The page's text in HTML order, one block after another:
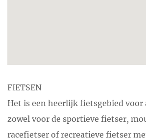
FIETSEN
Het is een heerlijk fietsgebied voor
zowel voor de sportieve fietser,
racefietser of recreatieve fietser